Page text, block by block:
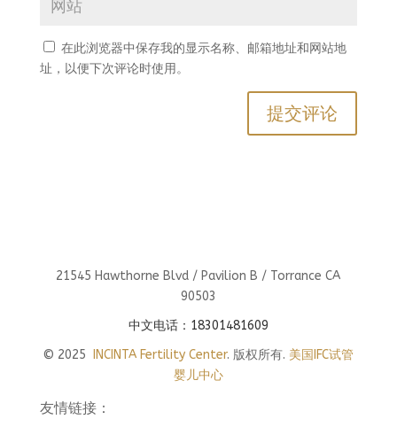
在此浏览器中保存我的显示名称、邮箱地址和网站地
址，以便下次评论时使用。
21545 Hawthorne Blvd / Pavilion B / Torrance CA
90503
中文电话：18301481609
© 2025
INCINTA Fertility Center. 版权所有. 美国IFC试管
婴儿中心
友情链接：